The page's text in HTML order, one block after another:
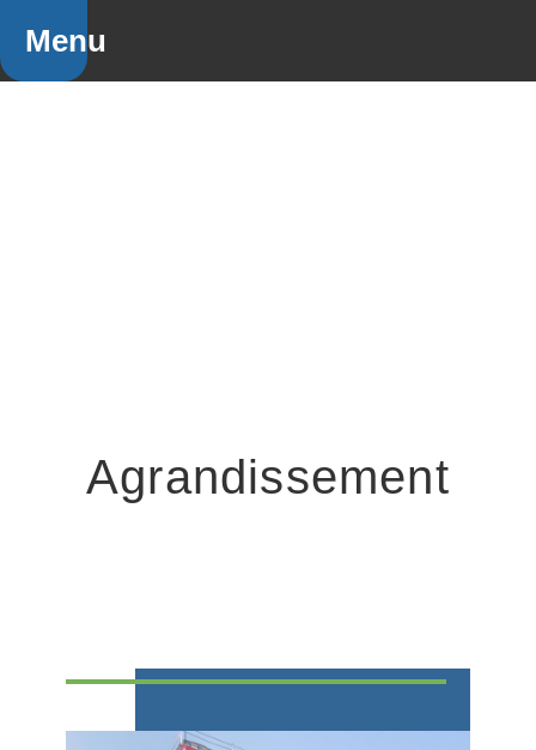
Menu
Agrandissement